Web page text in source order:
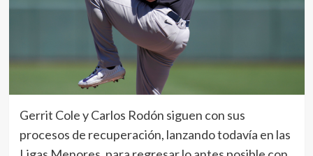
Gerrit Cole y Carlos Rodón siguen con sus
procesos de recuperación, lanzando todavía en las